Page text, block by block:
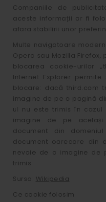
Companiile de
aceste informații ar fi
afara stabilirii unor
Multe navigatoare
Opera sau Mozilla
blocarea cookie-urilor
Internet Explorer
blocare: dacă third.com
imagine de pe o pagină
ul nu este trimis în
imagine de pe
document din
document oarecare din
nevoie de o imagine de
trimis.
Sursa: Wikipedia
Ce cookie folosim